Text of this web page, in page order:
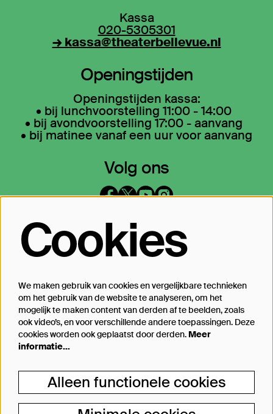
Kassa
020-5305301
→ kassa@theaterbellevue.nl
Openingstijden
Openingstijden kassa:
• bij lunchvoorstelling 11:00 - 14:00
• bij avondvoorstelling 17:00 - aanvang
• bij matinee vanaf een uur voor aanvang
Volg ons
Op de hoogte blijven?
Inschrijven
Steun Theater Bellevue
Je kunt Theater Bellevue ook steunen, van
een kleine donatie bij aankoop van jouw
Cookies
We maken gebruik van cookies en vergelijkbare technieken
om het gebruik van de website te analyseren, om het
mogelijk te maken content van derden af te beelden, zoals
ook video’s, en voor verschillende andere toepassingen. Deze
cookies worden ook geplaatst door derden. Meer
informatie…
Alleen functionele cookies